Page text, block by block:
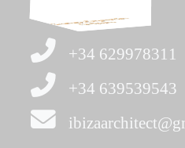
+34 629978311
+34 639539543